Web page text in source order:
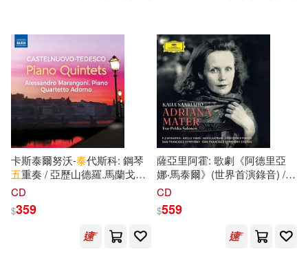
謝爾頓(1) 黃德惠(1)
（丹麥）霍爾堡(1)
（意）帕多文尼高·巴卡拉里奧(1)
（日）木曽秀夫（原著）(1)
ARTHAUS MUSIK(1)
ATS(1) AVI(1)
Aparte(1) BR Klassik(1)
Craft(1)
Evidence(1)
卡斯泰爾努沃-泰代斯科: 鋼琴
五重奏 / 亞歷山德羅.馬蘭戈尼
(鋼琴) / 阿多諾四重奏
Quintets / Alessandro
Marangoni (piano) / Quartetto
CD
$359
薩亞里阿霍: 歌劇《阿德里亞
娜‧馬泰爾》(世界首演錄音) /
薩隆納，指揮/舊金山交響樂團
: Adriana Mater / Esa-Pekka
Salonen (World Premiere
Recording) / San Francisco
CD
$559